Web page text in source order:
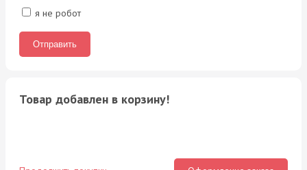
я не робот
Товар добавлен в корзину!